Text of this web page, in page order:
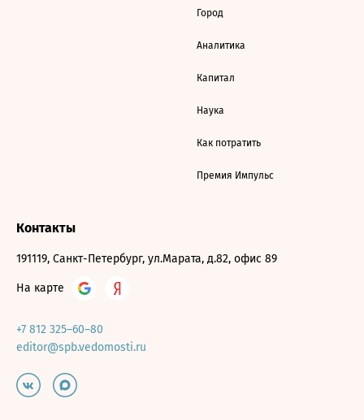
Город
Аналитика
Капитал
Наука
Как потратить
Премия Импульс
Контакты
191119, Санкт-Петербург, ул.Марата, д.82, офис 89
На карте
+7 812 325–60–80
editor@spb.vedomosti.ru